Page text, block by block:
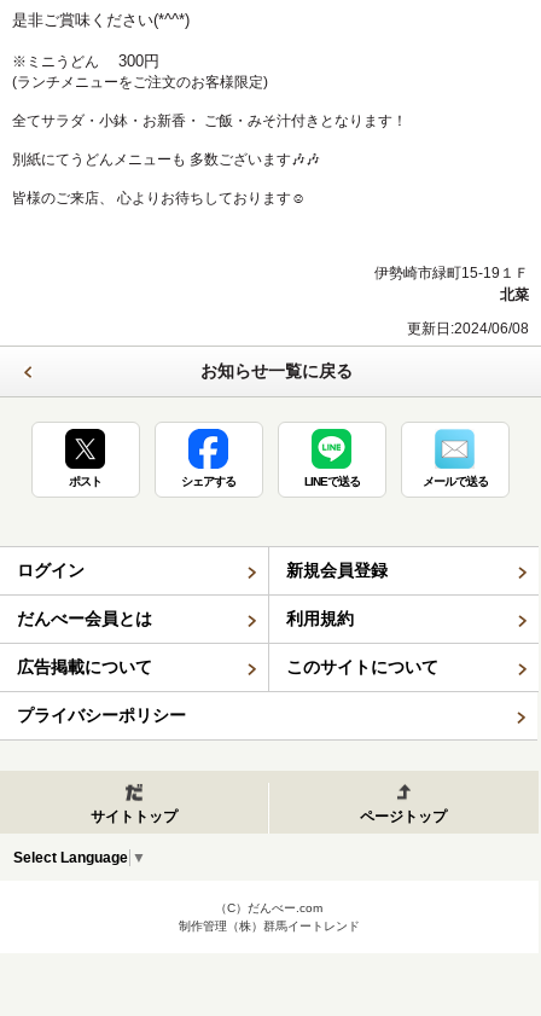
是非ご賞味ください(*^^*)
※ミニうどん 300円
(ランチメニューをご注文のお客様限定)
全てサラダ・小鉢・お新香・ ご飯・みそ汁付きとなります！
別紙にてうどんメニューも 多数ございます🎶🎶
皆様のご来店、 心よりお待ちしております☺
伊勢崎市緑町15-19１Ｆ
北菜
更新日:2024/06/08
お知らせ一覧に戻る
ポスト シェアする LINEで送る メールで送る
ログイン 新規会員登録
だんべー会員とは 利用規約
広告掲載について このサイトについて
プライバシーポリシー
サイトトップ ページトップ
Select Language ▼
（C）だんべー.com
制作管理（株）群馬イートレンド